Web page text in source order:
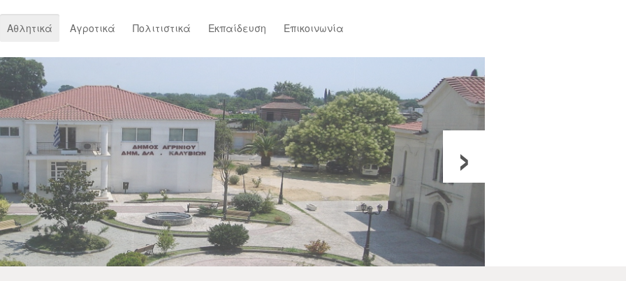
Αθλητικά Αγροτικά Πολιτιστικά Εκπαίδευση Επικοινωνία
›